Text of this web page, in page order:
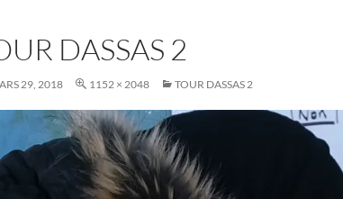
DASSAS 2
29, 2018 1152 × 2048 TOUR DASSAS 2